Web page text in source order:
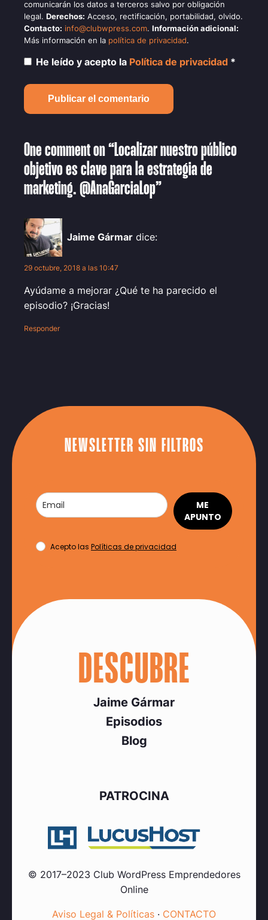
comunicarán los datos a terceros salvo por obligación
legal. Derechos: Acceso, rectificación, portabilidad, olvido.
Contacto: info@clubwpress.com. Información adicional:
Más información en la política de privacidad.
He leído y acepto la Política de privacidad *
One comment on “Localizar nuestro público
objetivo es clave para la estrategia de
marketing. @AnaGarciaLop”
Jaime Gármar dice:
29 octubre, 2018 a las 10:47
Ayúdame a mejorar ¿Qué te ha parecido el
episodio? ¡Gracias!
Responder
NEWSLETTER SIN FILTROS
ME
APUNTO
Acepto las Políticas de privacidad
DESCUBRE
Jaime Gármar
Episodios
Blog
PATROCINA
© 2017–2023 Club WordPress Emprendedores
Online
Aviso Legal & Políticas · CONTACTO